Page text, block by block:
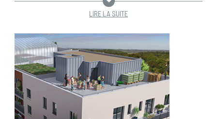
LIRE LA SUITE